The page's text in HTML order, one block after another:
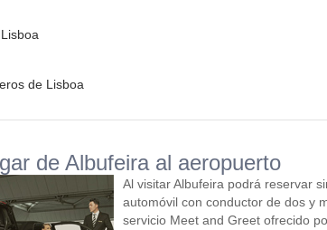
de Lisboa
de Albufeira al aeropuerto
Al visitar Albufeira podrá reservar
automóvil con conductor de dos y
servicio Meet and Greet ofrecido